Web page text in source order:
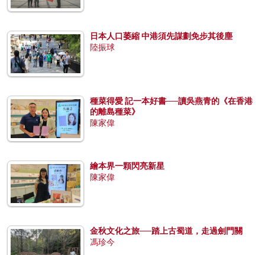
日本人口萎縮 中港須先謀劃免步其後塵
陸振球
種菜得愛 記一本好書──讀吳燕青的《在香港
的離島種菜》
陳家偉
繪本界一顆閃亮新星
陳家偉
金秋文化之旅──踏上古蜀道，走過劍門關
馮珍今